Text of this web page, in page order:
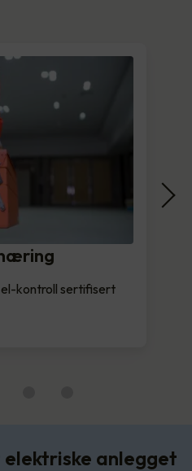
kontroll sertifisert
anlegget